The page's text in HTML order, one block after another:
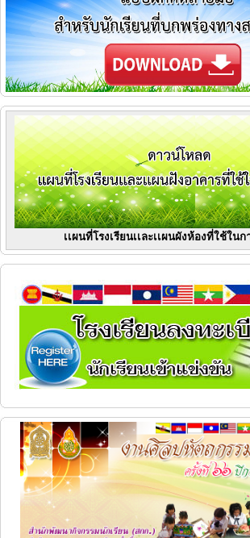
เเผนที่โรงเรียนเเละเเผนผังห้องที่ใช้ในก